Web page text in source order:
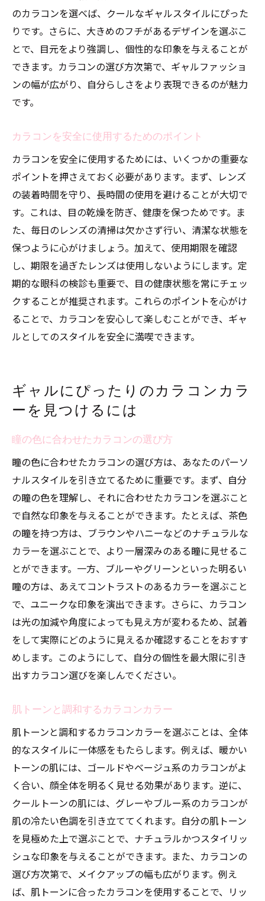
のカラコンを選べば、クールなギャルスタイルにぴった
りです。さらに、大きめのフチがあるデザインを選ぶこ
とで、目元をより強調し、個性的な印象を与えることが
できます。カラコンの選び方次第で、ギャルファッショ
ンの幅が広がり、自分らしさをより表現できるのが魅力
です。
カラコンを安全に使用するためのポイント
カラコンを安全に使用するためには、いくつかの重要な
ポイントを押さえておく必要があります。まず、レンズ
の装着時間を守り、長時間の使用を避けることが大切で
す。これは、目の乾燥を防ぎ、健康を保つためです。ま
た、毎日のレンズの清掃は欠かさず行い、清潔な状態を
保つように心がけましょう。加えて、使用期限を確認
し、期限を過ぎたレンズは使用しないようにします。定
期的な眼科の検診も重要で、目の健康状態を常にチェッ
クすることが推奨されます。これらのポイントを心がけ
ることで、カラコンを安心して楽しむことができ、ギャ
ルとしてのスタイルを安全に満喫できます。
ギャルにぴったりのカラコンカラ
ーを見つけるには
瞳の色に合わせたカラコンの選び方
瞳の色に合わせたカラコンの選び方は、あなたのパーソ
ナルスタイルを引き立てるために重要です。まず、自分
の瞳の色を理解し、それに合わせたカラコンを選ぶこと
で自然な印象を与えることができます。たとえば、茶色
の瞳を持つ方は、ブラウンやハニーなどのナチュラルな
カラーを選ぶことで、より一層深みのある瞳に見せるこ
とができます。一方、ブルーやグリーンといった明るい
瞳の方は、あえてコントラストのあるカラーを選ぶこと
で、ユニークな印象を演出できます。さらに、カラコン
は光の加減や角度によっても見え方が変わるため、試着
をして実際にどのように見えるか確認することをおすす
めします。このようにして、自分の個性を最大限に引き
出すカラコン選びを楽しんでください。
肌トーンと調和するカラコンカラー
肌トーンと調和するカラコンカラーを選ぶことは、全体
的なスタイルに一体感をもたらします。例えば、暖かい
トーンの肌には、ゴールドやベージュ系のカラコンがよ
く合い、顔全体を明るく見せる効果があります。逆に、
クールトーンの肌には、グレーやブルー系のカラコンが
肌の冷たい色調を引き立ててくれます。自分の肌トーン
を見極めた上で選ぶことで、ナチュラルかつスタイリッ
シュな印象を与えることができます。また、カラコンの
選び方次第で、メイクアップの幅も広がります。例え
ば、肌トーンに合ったカラコンを使用することで、リッ